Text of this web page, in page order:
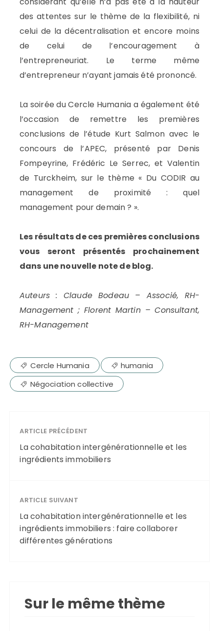
des attentes sur le thème de la flexibilité, ni
celui de la décentralisation et encore moins
de celui de l’encouragement à
l’entrepreneuriat. Le terme même
d’entrepreneur n’ayant jamais été prononcé.
La soirée du Cercle Humania a également été
l’occasion de remettre les premières
conclusions de l’étude Kurt Salmon avec le
concours de l’APEC, présenté par Denis
Fompeyrine, Frédéric Le Serrec, et Valentin
de Turckheim, sur le thème « Du CODIR au
management de proximité : quel
management pour demain ? ».
Les résultats de ces premières conclusions
vous seront présentés prochainement
dans une nouvelle note de blog.
Auteurs : Claude Bodeau – Associé, RH-
Management ; Florent Martin – Consultant,
RH-Management
Cercle Humania
humania
Négociation collective
ARTICLE PRÉCÉDENT
La cohabitation intergénérationnelle et les
ingrédients immobiliers
ARTICLE SUIVANT
La cohabitation intergénérationnelle et les
ingrédients immobiliers : faire collaborer
différentes générations
Sur le même thème